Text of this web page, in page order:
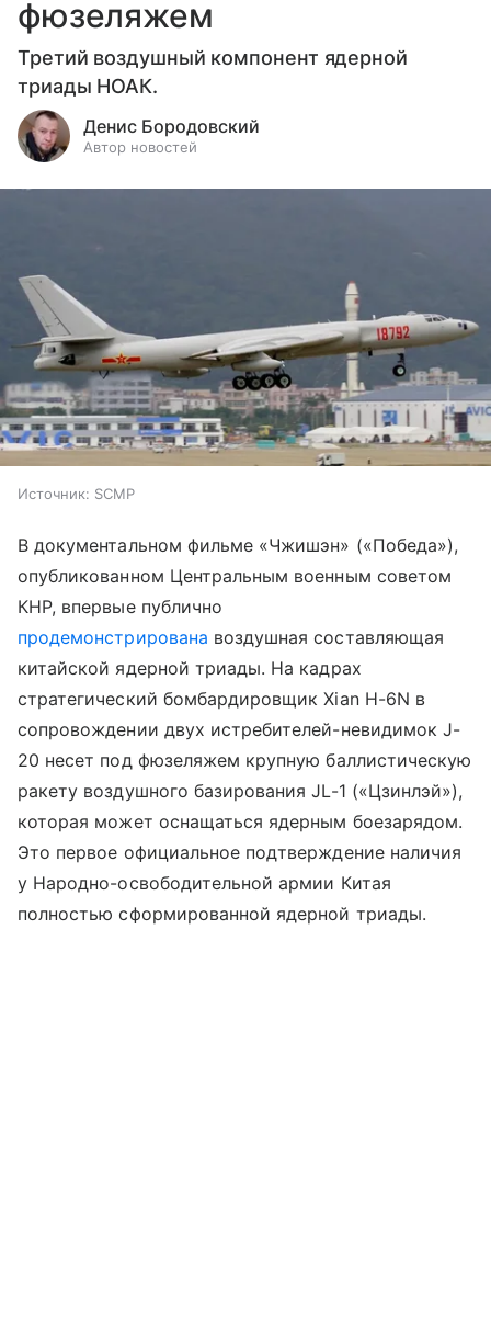
фюзеляжем
Третий воздушный компонент ядерной
триады НОАК.
Денис Бородовский
Автор новостей
Источник: SCMP
В документальном фильме «Чжишэн» («Победа»),
опубликованном Центральным военным советом
КНР, впервые публично
продемонстрирована воздушная составляющая
китайской ядерной триады. На кадрах
стратегический бомбардировщик Xian H-6N в
сопровождении двух истребителей-невидимок J-
20 несет под фюзеляжем крупную баллистическую
ракету воздушного базирования JL-1 («Цзинлэй»),
которая может оснащаться ядерным боезарядом.
Это первое официальное подтверждение наличия
у Народно-освободительной армии Китая
полностью сформированной ядерной триады.